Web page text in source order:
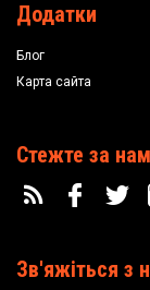
Додатки
Блог
Карта сайта
Стежте за
Зв'яжіться з